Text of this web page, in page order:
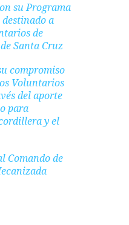
su Programa
a
de
Santa Cruz
compromiso
Voluntarios
del aporte
para
y el
Comando de